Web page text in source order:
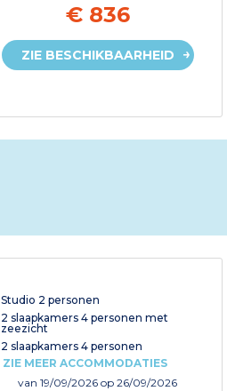
€ 836
ZIE BESCHIKBAARHEID
Studio 2 personen
2 slaapkamers 4 personen met
zeezicht
2 slaapkamers 4 personen
ZIE MEER ACCOMMODATIES
van19/09/2026op 26/09/2026